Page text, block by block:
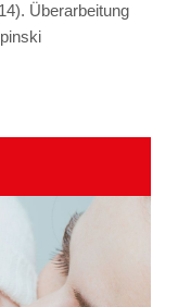
Überarbeitung